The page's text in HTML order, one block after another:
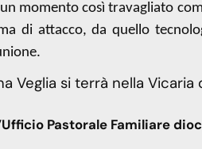
momento così travagliato
di attacco, da quello
Veglia si terrà nella
Pastorale Familiare